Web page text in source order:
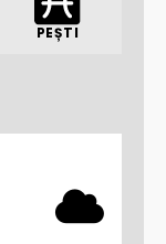
PEȘTI